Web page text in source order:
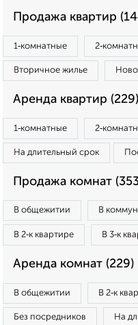
Продажа квартир
1‑комнатные
Вторичное жилье
Аренда квартир (229)
1‑комнатные
На длительный срок
Продажа комнат
В общежитии В
В 2‑к квартире В 3‑к
Аренда комнат (229)
В общежитии В 2‑к
Без посредников На